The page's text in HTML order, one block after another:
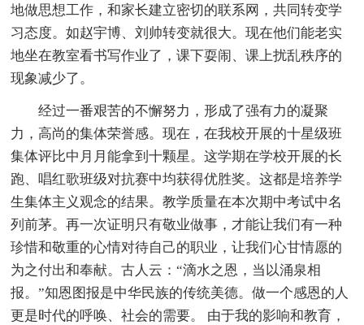
地做思想工作，和家长建立密切的联系网，共同转变学
习态度。如赵宇博、刘帅转变就很大。现在他们能老实
地坐在教室看书写作业了，课下耍闹、课上扰乱秩序的
现象减少了。
经过一番艰苦的不懈努力，形成了强有力的凝聚
力，高尚的集体荣誉感。现在，在我校开展的十星级班
集体评比中月月能拿到十颗星。这学期在学校开展的长
跑、唱红歌班级对抗赛中均获得优胜奖。这都是培养学
生集体主义观念的结果。教学质量在本次期中考试中名
列前茅。再一次证明只有敬业做事，才能让我们有一种
珍惜和敬重的心情对待自己的职业，让我们心甘情愿的
为之付出和奉献。古人云：“滴水之恩，当以涌泉相
报。”知恩图报是中华民族的传统美德。做一个感恩的人
更是时代的呼唤、社会的需要。 由于我的影响和教育，